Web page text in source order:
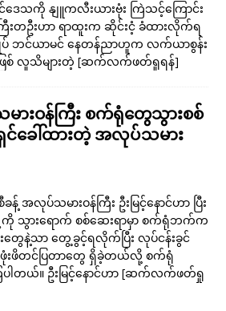
င်ဒေသကို နျူကလီးယားဗုံး ကြဲသင့်ကြောင်း
ကြီးတဦးဟာ ရာထူးက ဆိုင်းငံ့ ခံထားလိုက်ရ
ျုပ် ဘင်ယာမင် နေတန်ညာဟူက လက်ယာစွန်း
ြစ် လူသိများတဲ့ [ဆက်လက်ဖတ်ရှုရန်]
းဝန်ကြီး စက်ရုံတွေသွားစစ်
ခေါ်ထားတဲ့ အလုပ်သမား
အလုပ်သမားဝန်ကြီး ဦးမြင့်နောင်ဟာ ပြီး
သွားရောက် စစ်ဆေးရာမှာ စက်ရုံဘက်က
တွေနဲ့သာ တွေ့ခွင့်ရလိုက်ပြီး လုပ်ငန်းခွင်
းဖိတင်ပြတာတွေ ရှိခဲ့တယ်လို့ စက်ရုံ
တယ်။ ဦးမြင့်နောင်ဟာ [ဆက်လက်ဖတ်ရှု